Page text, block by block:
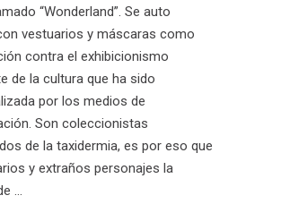
“Wonderland”. Se auto
vestuarios y máscaras como
contra el exhibicionismo
de la cultura que ha sido
por los medios de
Son coleccionistas
de la taxidermia, es por eso que
y extraños personajes la